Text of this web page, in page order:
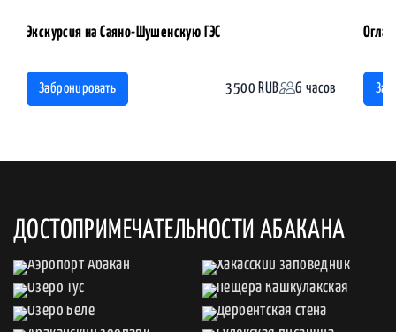
Экскурсия на Саяно-Шушенскую ГЭС
Забронировать 3500 RUB 6 часов
ДОСТОПРИМЕЧАТЕЛЬНОСТИ АБАКАНА